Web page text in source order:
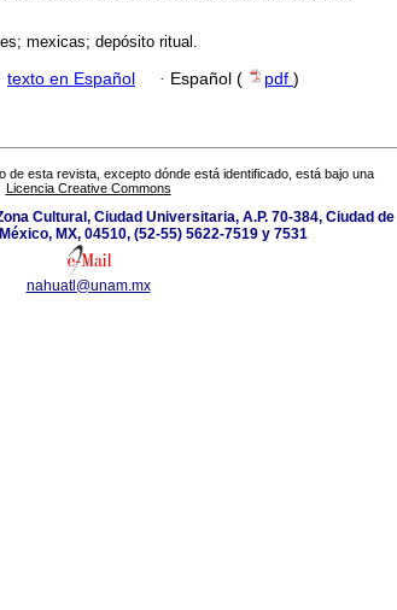
mexicas; depósito ritual.
texto en Español · Español ( pdf )
de esta revista, excepto dónde está identificado, está bajo una
Licencia Creative Commons
Cultural, Ciudad Universitaria, A.P. 70-384, Ciudad de
MX, 04510, (52-55) 5622-7519 y 7531
nahuatl@unam.mx